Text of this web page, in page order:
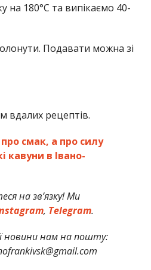
на 180°C та випікаємо 40-
Подавати можна зі
вдалих рецептів.
смак, а про силу
кавуни в Івано-
на зв’язку! Ми
, Telegram.
новини нам на пошту: